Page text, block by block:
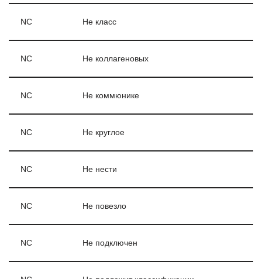
NC Не класс
NC Не коллагеновых
NC Не коммюнике
NC Не круглое
NC Не нести
NC Не повезло
NC Не подключен